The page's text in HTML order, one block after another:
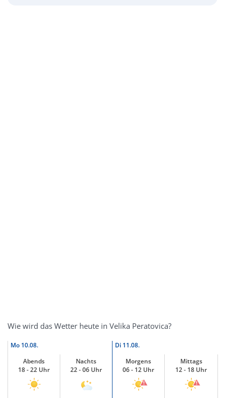
Wie wird das Wetter heute in Velika Peratovica?
Mo 10.08. Di 11.08.
Abends
18 - 22 Uhr
Nachts
22 - 06 Uhr
Morgens
06 - 12 Uhr
Mittags
12 - 18 Uhr